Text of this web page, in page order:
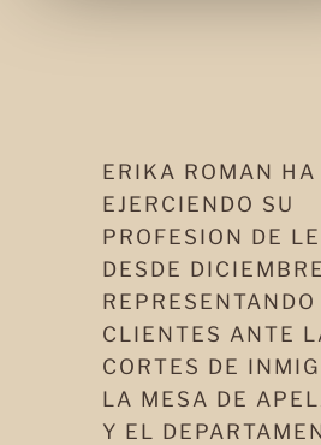
ERIKA ROMAN HA
EJERCIENDO SU
PROFESION DE
DESDE
REPRESENTANDO
CLIENTES ANTE
CORTES DE
LA MESA DE
Y EL